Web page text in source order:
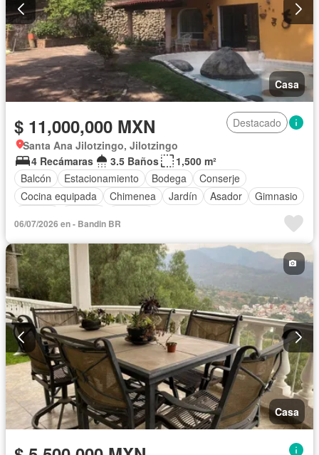
Casa
$ 11,000,000 MXN
Destacado
Santa Ana Jilotzingo, Jilotzingo
4 Recámaras
3.5 Baños
1,500 m²
Balcón
Estacionamiento Bodega
Conserje
Cocina equipada
Chimenea Jardín Asador
Gimnasio
06/07/2026 en - Bandin BR
Casa